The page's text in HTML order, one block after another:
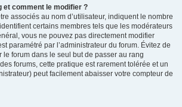
et comment le modifier ?
associés au nom d’utilisateur, indiquent le nombre
certains membres tels que les modérateurs
vous ne pouvez pas directement modifier
paramétré par l’administrateur du forum. Évitez de
le forum dans le seul but de passer au rang
forums, cette pratique est rarement tolérée et un
peut facilement abaisser votre compteur de